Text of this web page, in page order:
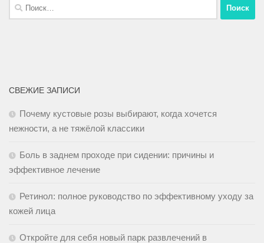
СВЕЖИЕ ЗАПИСИ
Почему кустовые розы выбирают, когда хочется
нежности, а не тяжёлой классики
Боль в заднем проходе при сидении: причины и
эффективное лечение
Ретинол: полное руководство по эффективному уходу за
кожей лица
Откройте для себя новый парк развлечений в